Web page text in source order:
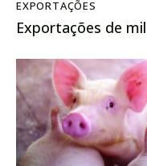
EXPORTAÇÕES
Exportações de